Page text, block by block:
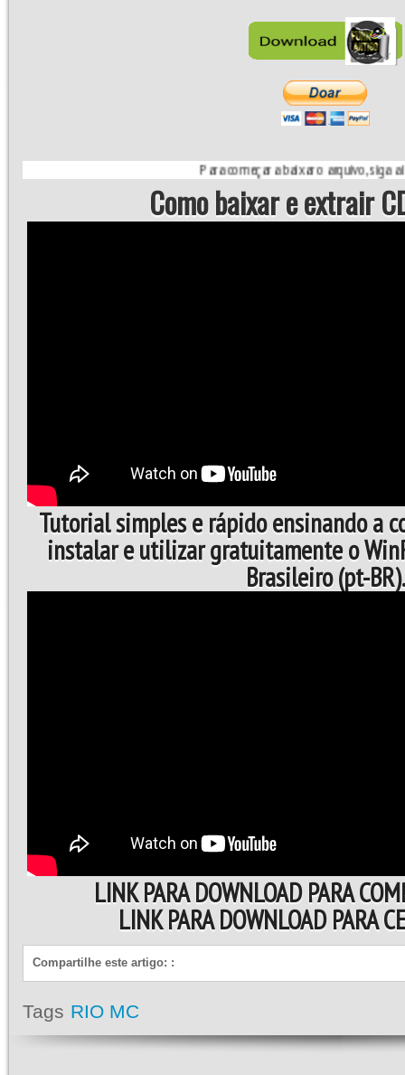
Para começar a baixar o arquivo, siga a
Como baixar e extrair
Tutorial simples e rápido ensinando a
instalar e utilizar gratuitamente o
Brasileiro (pt-BR).
LINK PARA DOWNLOAD PARA
LINK PARA DOWNLOAD PARA
Compartilhe este artigo: :
Tags RIO MC